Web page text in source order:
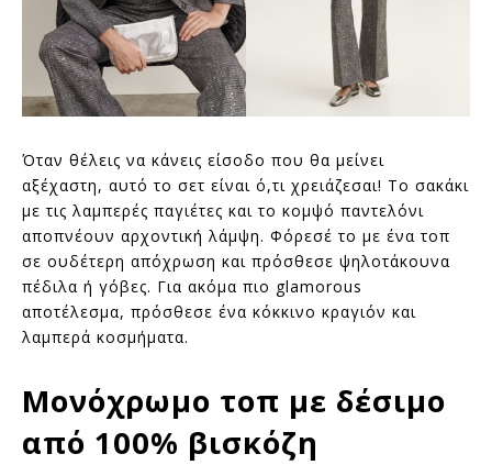
Όταν θέλεις να κάνεις είσοδο που θα μείνει
αξέχαστη, αυτό το σετ είναι ό,τι χρειάζεσαι! Το σακάκι
με τις λαμπερές παγιέτες και το κομψό παντελόνι
αποπνέουν αρχοντική λάμψη. Φόρεσέ το με ένα τοπ
σε ουδέτερη απόχρωση και πρόσθεσε ψηλοτάκουνα
πέδιλα ή γόβες. Για ακόμα πιο glamorous
αποτέλεσμα, πρόσθεσε ένα κόκκινο κραγιόν και
λαμπερά κοσμήματα.
Μονόχρωμο τοπ με δέσιμο
από 100% βισκόζη